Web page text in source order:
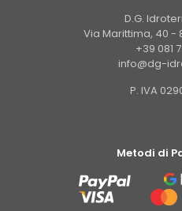
D.G.
Via Marittima, 40 -
+39 081
info@dg-
P. IVA
Metodi di